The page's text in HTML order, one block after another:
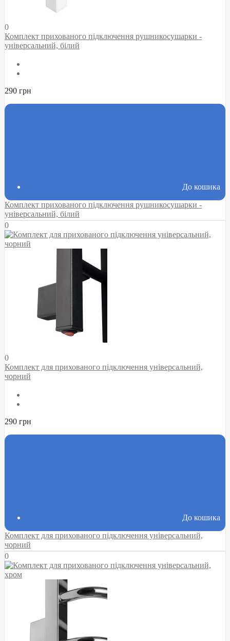
0
Комплект прихованого підключення рушникосушарки -
універсальний, білий
290 грн
До кошика
Комплект прихованого підключення рушникосушарки -
універсальний, білий
0
0
Комплект для прихованого підключення універсальний,
чорний
290 грн
До кошика
Комплект для прихованого підключення універсальний,
чорний
0